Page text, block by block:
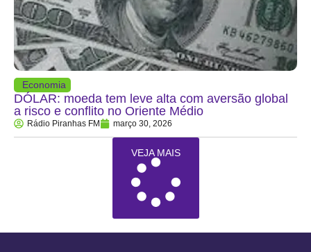
Economia
DÓLAR: moeda tem leve alta com aversão global
a risco e conflito no Oriente Médio
Rádio Piranhas FM março 30, 2026
VEJA MAIS